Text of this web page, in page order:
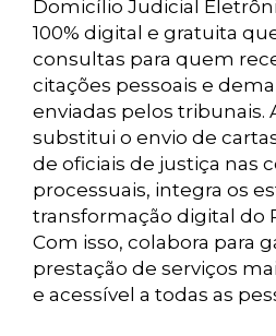
Domicílio Judicial
100% digital e gratuita
consultas para quem
citações pessoais e
enviadas pelos tribunais.
substitui o envio de
de oficiais de justiça nas
processuais, integra os
transformação digital do
Com isso, colabora para
prestação de serviços
e acessível a todas as